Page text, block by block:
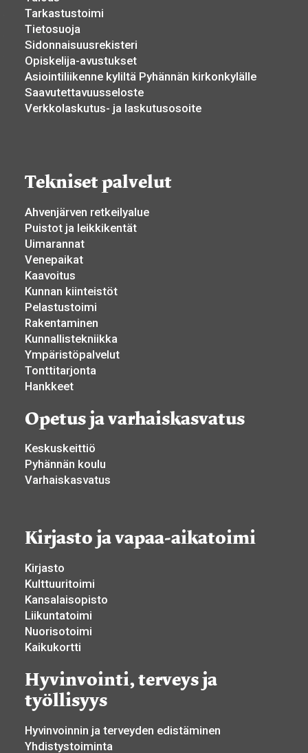
Tarkastustoimi
Tietosuoja
Sidonnaisuusrekisteri
Opiskelija-avustukset
Asiointiliikenne kyliltä Pyhännän kirkonkylälle
Saavutettavuusseloste
Verkkolaskutus- ja laskutusosoite
Tekniset palvelut
Ahvenjärven retkeilyalue
Puistot ja leikkikentät
Uimarannat
Venepaikat
Kaavoitus
Kunnan kiinteistöt
Pelastustoimi
Rakentaminen
Kunnallistekniikka
Ympäristöpalvelut
Tonttitarjonta
Hankkeet
Opetus ja varhaiskasvatus
Keskuskeittiö
Pyhännän koulu
Varhaiskasvatus
Kirjasto ja vapaa-aikatoimi
Kirjasto
Kulttuuritoimi
Kansalaisopisto
Liikuntatoimi
Nuorisotoimi
Kaikukortti
Hyvinvointi, terveys ja
työllisyys
Hyvinvoinnin ja terveyden edistäminen
Yhdistystoiminta